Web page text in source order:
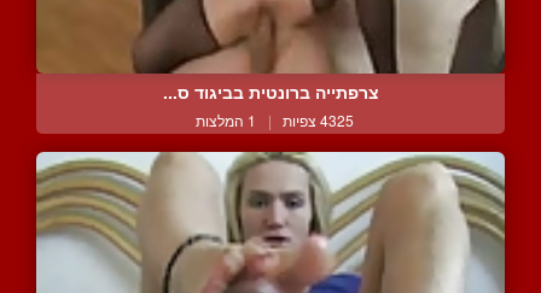
צרפתייה ברונטית בביגוד ס...
4325 צפיות | 1 המלצות